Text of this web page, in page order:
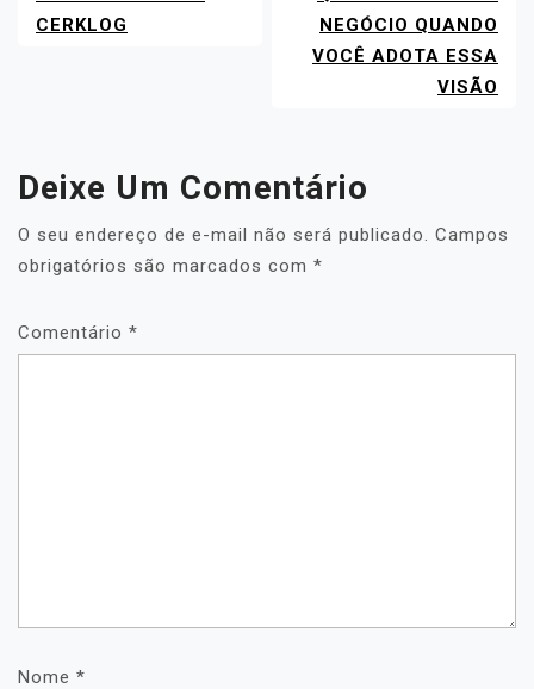
CERKLOG
NEGÓCIO QUANDO
VOCÊ ADOTA ESSA
VISÃO
Deixe Um Comentário
O seu endereço de e-mail não será publicado. Campos
obrigatórios são marcados com *
Comentário *
Nome *